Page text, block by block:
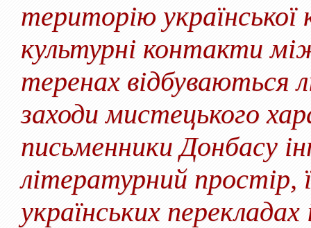
територію української
культурні контакти
теренах відбуваються
заходи мистецького
письменники Донбасу
літературний простір,
українських